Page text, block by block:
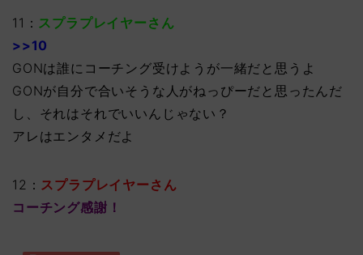
11： スプラプレイヤーさん
>>10
GONは誰にコーチング受けようが一緒だと思うよ
GONが自分で合いそうな人がねっぴーだと思ったんだ
し、それはそれでいいんじゃない？
アレはエンタメだよ
12： スプラプレイヤーさん
コーチング感謝！